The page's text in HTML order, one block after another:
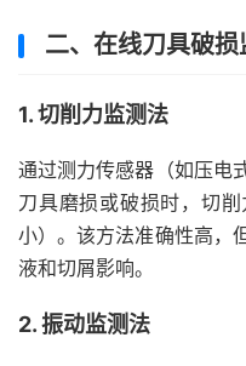
二、在线刀具破
1. 切削力监测法
通过测力传感器（如压电
刀具磨损或破损时，切
小）。该方法准确性高，
液和切屑影响。
2. 振动监测法